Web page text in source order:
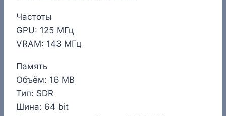
Частоты
GPU: 125 МГц
VRAM: 143 МГц
Память
Объём: 16 MB
Тип: SDR
Шина: 64 bit